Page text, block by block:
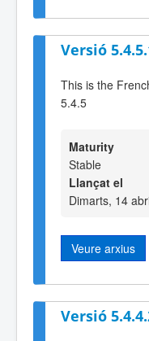
Versió
This is the
5.4.5
Maturity
Stable
Llançat el
Dimarts, 14
Veure arxius
Versió